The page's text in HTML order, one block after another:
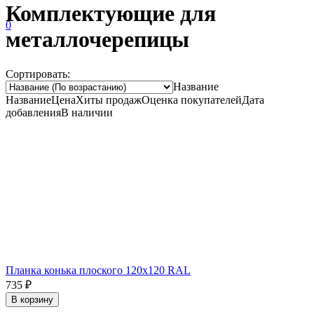
0
Комплектующие для
металлочерепицы
Сортировать:
Название
НазваниеЦенаХиты продажОценка покупателейДата
добавленияВ наличии
Планка конька плоского 120х120 RAL
735 ₽
В корзину